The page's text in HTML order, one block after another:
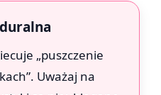
„puszczenie
Uważaj na